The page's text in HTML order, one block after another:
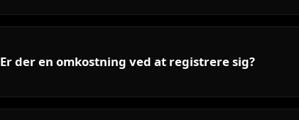
Er der en omkostning ved at registrere sig?